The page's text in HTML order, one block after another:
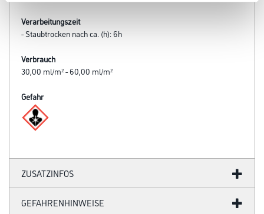
Verarbeitungszeit
- Staubtrocken nach ca. (h): 6h
Verbrauch
30,00 ml/m² - 60,00 ml/m²
Gefahr
ZUSATZINFOS
GEFAHRENHINWEISE